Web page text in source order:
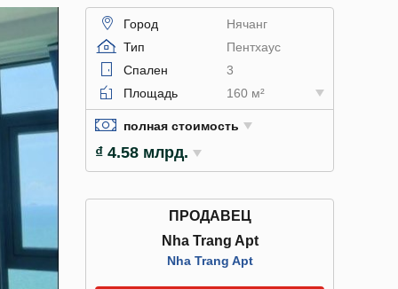
Город
Нячанг
Тип
Пентхаус
Спален
3
Площадь
160 м²
полная стоимость
₫ 4.58 млрд.
ПРОДАВЕЦ
Nha Trang Apt
Nha Trang Apt